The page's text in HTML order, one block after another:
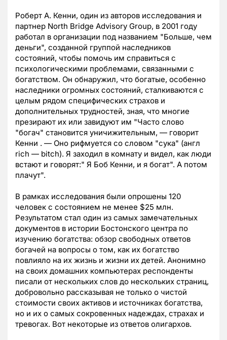
Роберт А. Кенни, один из авторов исследования и
партнер North Bridge Advisory Group, в 2001 году
работал в организации под названием "Больше, чем
деньги", созданной группой наследников
состояний, чтобы помочь им справиться с
психологическими проблемами, связанными с
богатством. Он обнаружил, что богатые, особенно
наследники огромных состояний, сталкиваются с
целым рядом специфических страхов и
дополнительных трудностей, зная, что многие
презирают их или завидуют им "Часто слово
"богач" становится уничижительным, — говорит
Кенни . — Оно рифмуется со словом "сука" (англ
rich — bitch). Я заходил в комнату и видел, как люди
встают и говорят:" Я Боб Кенни, и я богат". А потом
плачут".
В рамках исследования были опрошены 120
человек с состоянием не менее $25 млн.
Результатом стал один из самых замечательных
документов в истории Бостонского центра по
изучению богатства: обзор свободных ответов
богачей на вопросы о том, как их богатство
повлияло на их жизнь и жизни их детей. Анонимно
на своих домашних компьютерах респонденты
писали от нескольких слов до нескольких страниц,
добровольно рассказывая не только о чистой
стоимости своих активов и источниках богатства,
но и их о самых сокровенных надеждах, страхах и
тревогах. Вот некоторые из ответов олигархов.